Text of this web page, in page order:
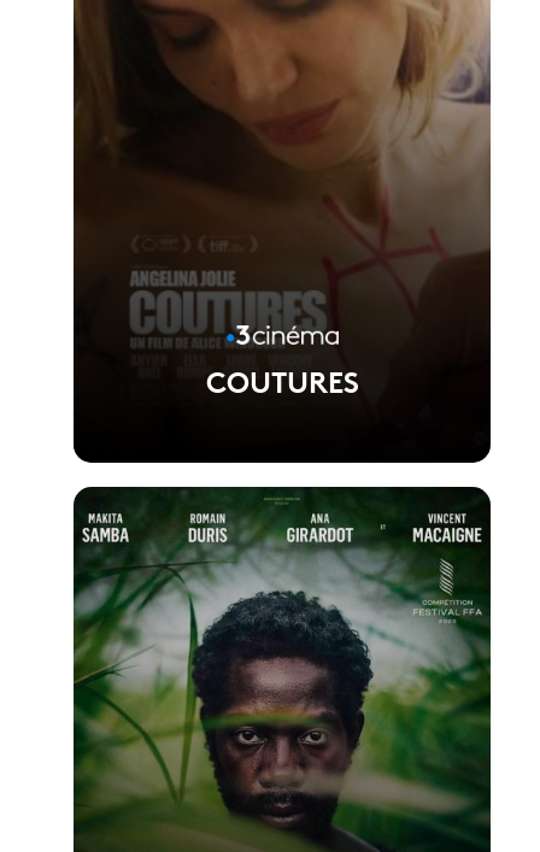
COUTURES
Voir la fiche du film